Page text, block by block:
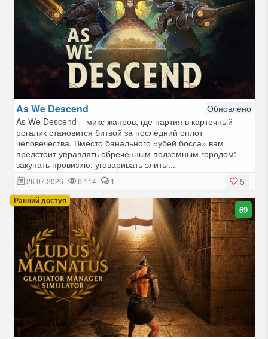
As We Descend
Обновлено
As We Descend – микс жанров, где партия в карточный
рогалик становится битвой за последний оплот
человечества. Вместо банального «убей босса» вам
предстоит управлять обречённым подземным городом:
закупать провизию, уговаривать элиты...
5
26.07.2026 6 114 1
Ранний доступ
69